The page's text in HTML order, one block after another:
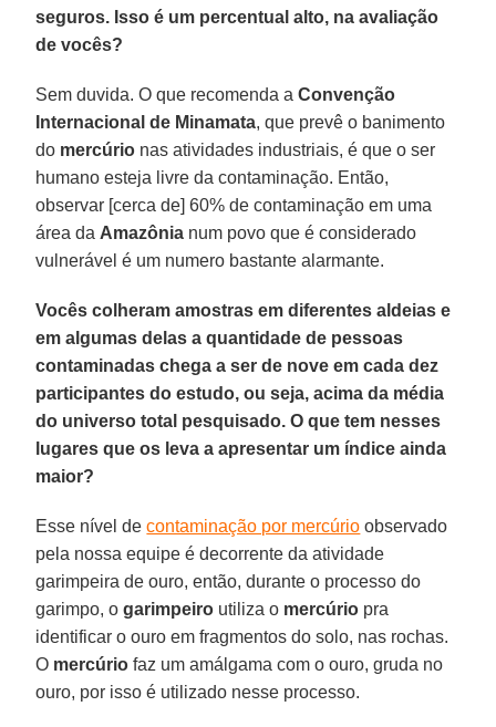
seguros. Isso é um percentual alto, na avaliação
de vocês?
Sem duvida. O que recomenda aConvenção
Internacional de Minamata, que prevê o banimento
do mercúrio nas atividades industriais, é que o ser
humano esteja livre da contaminação. Então,
observar [cerca de] 60% de contaminação em uma
área da Amazônia num povo que é considerado
vulnerável é um numero bastante alarmante.
Vocês colheram amostras em diferentes aldeias e
em algumas delas a quantidade de pessoas
contaminadas chega a ser de nove em cada dez
participantes do estudo, ou seja, acima da média
do universo total pesquisado. O que tem nesses
lugares que os leva a apresentar um índice ainda
maior?
Esse nível decontaminação por mercúrio observado
pela nossa equipe é decorrente da atividade
garimpeira de ouro, então, durante o processo do
garimpo, ogarimpeiro utiliza o mercúrio pra
identificar o ouro em fragmentos do solo, nas rochas.
O mercúrio faz um amálgama com o ouro, gruda no
ouro, por isso é utilizado nesse processo.